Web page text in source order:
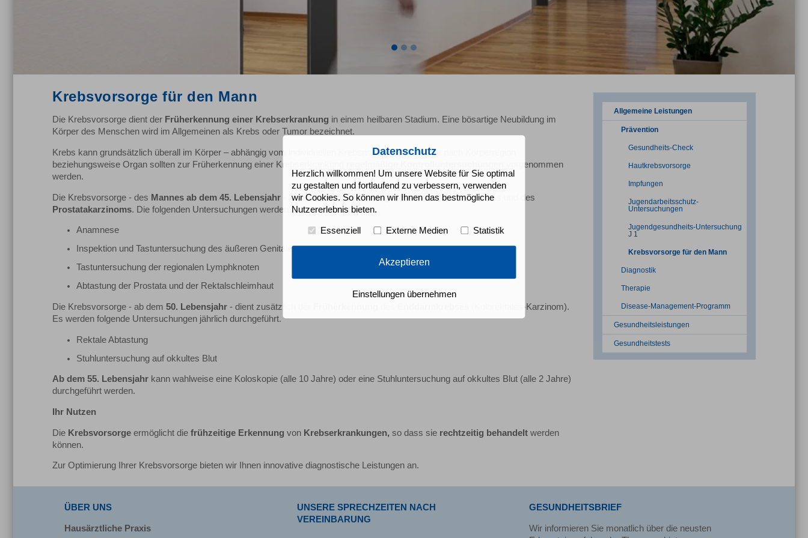
Krebsvorsorge für den Mann
Die Krebsvorsorge dient der Früherkennung einer Krebserkrankung in einem heilbaren Stadium. Eine bösartige Neubildung im
Körper des Menschen wird im Allgemeinen als Krebs oder Tumor bezeichnet.
Krebs kann grundsätzlich überall im Körper – abhängig vom individuellen Krebsrisiko – auftreten. Je nach Körperregion
beziehungsweise Organ sollten zur Früherkennung einer Krebserkrankung
vorgenommen
werden.
Die Krebsvorsorge - des Mannes ab dem 45. Lebensjahr - dient derFrüherkennungdes kolorektalen Karzinoms und des
Prostatakarzinoms. Die folgenden Untersuchungen werden jährlich durchgeführt:
Anamnese
Inspektion und Tastuntersuchung des äußeren Genitales
Tastuntersuchung der regionalen Lymphknoten
Abtastung der Prostata und der Rektalschleimhaut
Die Krebsvorsorge - ab dem 50. Lebensjahr - dient zusätzlich der
(Kolorektales-Karzinom).
Es werden folgende Untersuchungen jährlich durchgeführt.
Rektale Abtastung
Stuhluntersuchung auf okkultes Blut
Ab dem 55. Lebensjahr kann wahlweise eine Koloskopie (alle 10 Jahre) oder eine Stuhluntersuchung auf okkultes Blut (alle 2 Jahre)
durchgeführt werden.
Ihr Nutzen
Die Krebsvorsorge ermöglicht die frühzeitige Erkennung von Krebserkrankungen, so dass sie rechtzeitig behandelt werden
können.
Zur Optimierung Ihrer Krebsvorsorge bieten wir Ihnen innovative diagnostische Leistungen an.
Allgemeine Leistungen
Prävention
Gesundheits-Check
Hautkrebsvorsorge
Impfungen
Jugendarbeitsschutz-
Untersuchungen
Jugendgesundheits-Untersuchung
J 1
Krebsvorsorge für den Mann
Diagnostik
Therapie
Disease-Management-Programm
Gesundheitsleistungen
Gesundheitstests
ÜBER UNS
Hausärztliche Praxis
UNSERE SPRECHZEITEN NACH
VEREINBARUNG
GESUNDHEITSBRIEF
Wir informieren Sie monatlich über die neusten
Datenschutz
Herzlich willkommen! Um unsere Website für Sie optimal
zu gestalten und fortlaufend zu verbessern, verwenden
wir Cookies. So können wir Ihnen das bestmögliche
Nutzererlebnis bieten.
Essenziell Externe Medien Statistik
Akzeptieren
Einstellungen übernehmen